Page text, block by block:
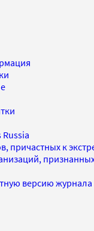
причастных к
версию журнала